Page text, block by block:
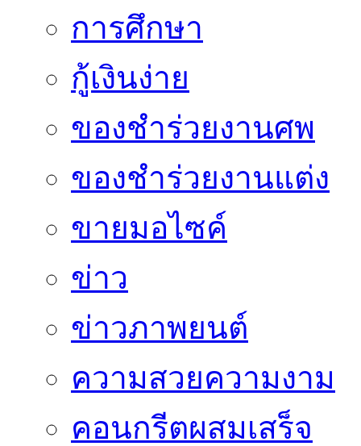
การศึกษา
กู้เงินง่าย
ของชำร่วยงานศพ
ของชำร่วยงานแต่ง
ขายมอไซค์
ข่าว
ข่าวภาพยนต์
ความสวยความงาม
คอนกรีตผสมเสร็จ